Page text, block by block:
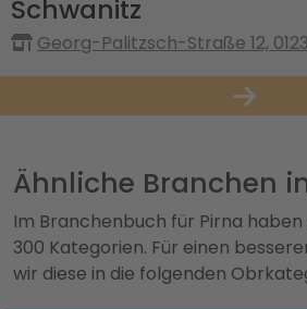
Schwanitz
Georg-Palitzsch-Straße 12,
Ähnliche Branchen
Im Branchenbuch für Pirna
300 Kategorien. Für einen
wir diese in die folgenden